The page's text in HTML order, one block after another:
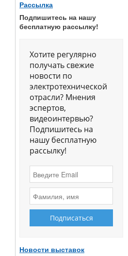
Рассылка
Подпишитесь на нашу
бесплатную рассылку!
Хотите регулярно
получать свежие
новости по
электротехнической
отрасли? Мнения
эспертов,
видеоинтервью?
Подпишитесь на
нашу бесплатную
рассылку!
Новости выставок